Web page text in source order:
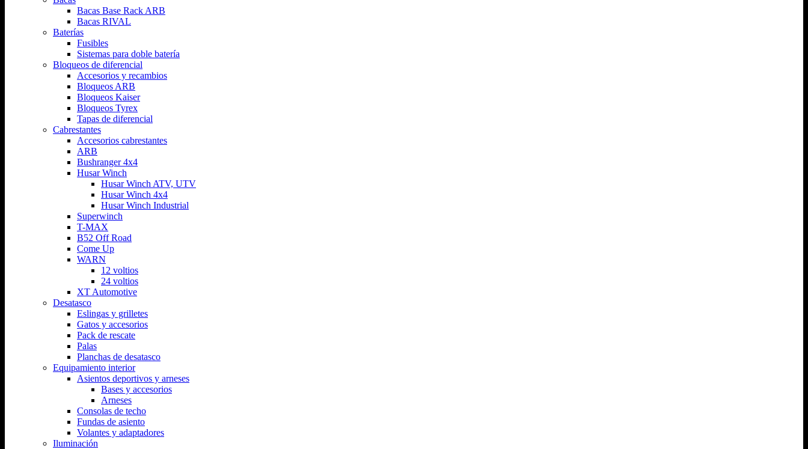
Bacas Base Rack ARB
Bacas RIVAL
Baterías
Fusibles
Sistemas para doble batería
Bloqueos de diferencial
Accesorios y recambios
Bloqueos ARB
Bloqueos Kaiser
Bloqueos Tyrex
Tapas de diferencial
Cabrestantes
Accesorios cabrestantes
ARB
Bushranger 4x4
Husar Winch
Husar Winch ATV, UTV
Husar Winch 4x4
Husar Winch Industrial
Superwinch
T-MAX
B52 Off Road
Come Up
WARN
12 voltios
24 voltios
XT Automotive
Desatasco
Eslingas y grilletes
Gatos y accesorios
Pack de rescate
Palas
Planchas de desatasco
Equipamiento interior
Asientos deportivos y arneses
Bases y accesorios
Arneses
Consolas de techo
Fundas de asiento
Volantes y adaptadores
Iluminación